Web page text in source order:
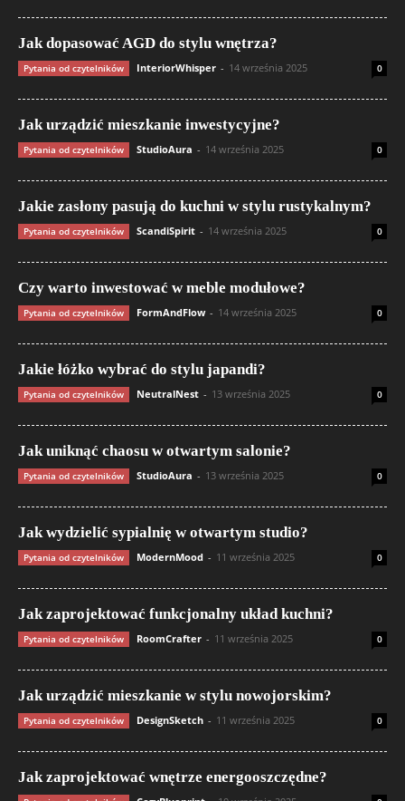
Jak dopasować AGD do stylu wnętrza?
Pytania od czytelników InteriorWhisper - 14 września 2025 0
Jak urządzić mieszkanie inwestycyjne?
Pytania od czytelników StudioAura - 14 września 2025 0
Jakie zasłony pasują do kuchni w stylu rustykalnym?
Pytania od czytelników ScandiSpirit - 14 września 2025 0
Czy warto inwestować w meble modułowe?
Pytania od czytelników FormAndFlow - 14 września 2025 0
Jakie łóżko wybrać do stylu japandi?
Pytania od czytelników NeutralNest - 13 września 2025 0
Jak uniknąć chaosu w otwartym salonie?
Pytania od czytelników StudioAura - 13 września 2025 0
Jak wydzielić sypialnię w otwartym studio?
Pytania od czytelników ModernMood - 11 września 2025 0
Jak zaprojektować funkcjonalny układ kuchni?
Pytania od czytelników RoomCrafter - 11 września 2025 0
Jak urządzić mieszkanie w stylu nowojorskim?
Pytania od czytelników DesignSketch - 11 września 2025 0
Jak zaprojektować wnętrze energooszczędne?